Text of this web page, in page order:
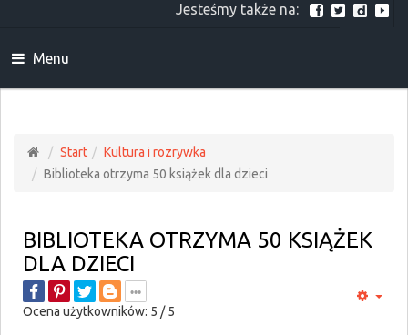
Jesteśmy także na:
Menu
Start
Kultura i rozrywka
Biblioteka otrzyma 50 książek dla dzieci
BIBLIOTEKA OTRZYMA 50 KSIĄŻEK
DLA DZIECI
Ocena użytkowników: 5 /5